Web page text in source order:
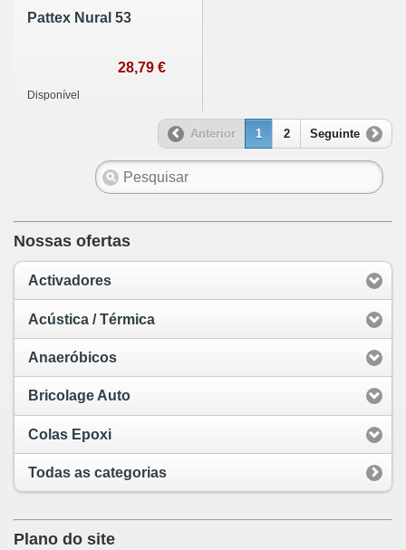
Pattex Nural 53
28,79 €
Disponível
Anterior 1 2 Seguinte
Nossas ofertas
Activadores
Acústica / Térmica
Anaeróbicos
Bricolage Auto
Colas Epoxi
Todas as categorias
Plano do site